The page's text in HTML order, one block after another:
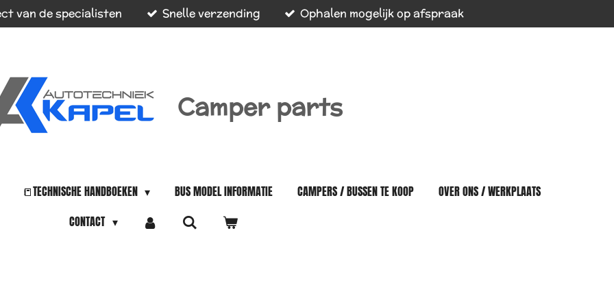
van de specialisten Snelle verzending Ophalen mogelijk op afspraak
Camper parts
📒TECHNISCHE HANDBOEKEN BUS MODEL INFORMATIE CAMPERS / BUSSEN TE KOOP
OVER ONS / WERKPLAATS
CONTACT